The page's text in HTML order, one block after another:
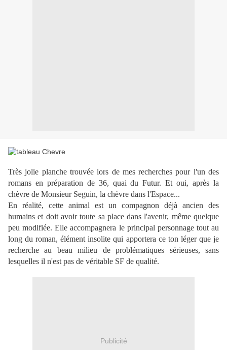
Très jolie planche trouvée lors de mes recherches pour l'un des
romans en préparation de 36, quai du Futur. Et oui, après la
chèvre de Monsieur Seguin, la chèvre dans l'Espace...
En réalité, cette animal est un compagnon déjà ancien des
humains et doit avoir toute sa place dans l'avenir, même quelque
peu modifiée. Elle accompagnera le principal personnage tout au
long du roman, élément insolite qui apportera ce ton léger que je
recherche au beau milieu de problématiques sérieuses, sans
lesquelles il n'est pas de véritable SF de qualité.
Publicité